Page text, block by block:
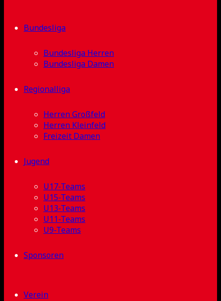
Bundesliga
Bundesliga Herren
Bundesliga Damen
Regionalliga
Herren Großfeld
Herren Kleinfeld
Freizeit Damen
Jugend
U17-Teams
U15-Teams
U13-Teams
U11-Teams
U9-Teams
Sponsoren
Verein